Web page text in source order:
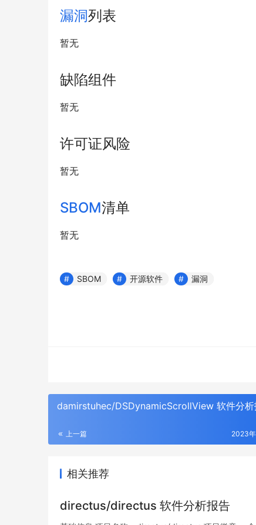
漏洞列表
暂无
缺陷组件
暂无
许可证风险
暂无
SBOM清单
暂无
SBOM 开源软件 漏洞
damirstuhec/DSDynamicScrollView 软件分析
上一篇 2023
相关推荐
directus/directus 软件分析报告